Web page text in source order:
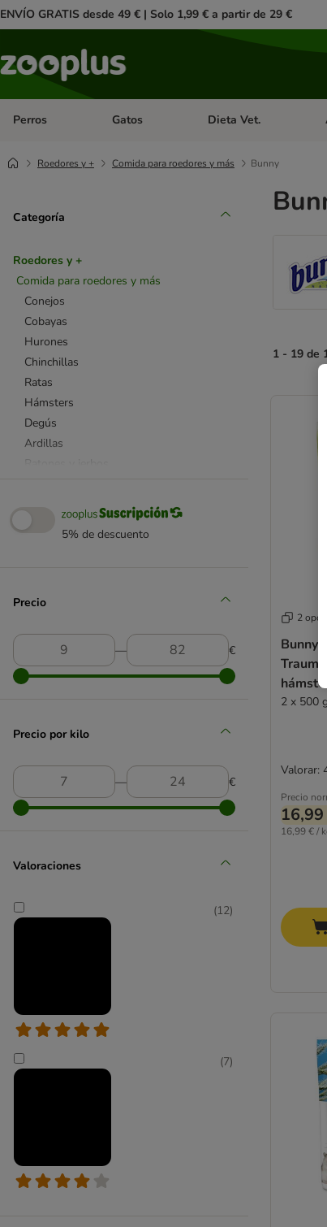
ENVÍO GRATIS desde 49 € | Solo 1,99 € a partir de 29 €
Perros Menú de categoria abierto: Perros
Gatos Menú de categoria
Dieta Vet.
Roedores y + Comida para roedores y más Bunny
Categoría
Roedores y +
Comida para roedores y más
Conejos
Cobayas
Hurones
Chinchillas
Ratas
Hámsters
Degús
Ardillas
Burgess Excel
Versele-Laga
Vitakraft
Otras marcas
Comida sin cereales
5% de descuento
Precio
― €
Precio por kilo
― €
Valoraciones
(12)
(7)
1 - 19 de
product
2
Bunny
Traum
2 x 500
Precio
16,99 € /
Valorar: